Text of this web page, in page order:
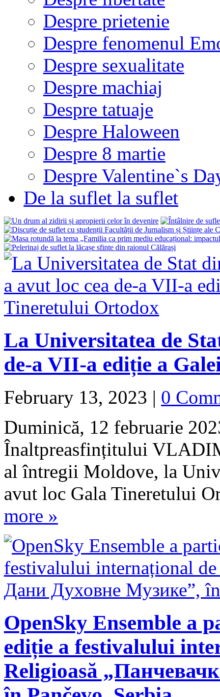
Despre prietenie
Despre fenomenul
Despre sexualitate
Despre machiaj
Despre tatuaje
Despre Haloween
Despre 8 martie
Despre Valentine`s
De la suflet la suflet
La Universitatea de
de-a VII-a ediție a
February 13, 2023 | 0
Duminică, 12 februarie
Înaltpreasfințitului
al întregii Moldove, la
avut loc Gala Tineretului
more »
OpenSky Ensemble a
ediție a festivalului
Religioasă